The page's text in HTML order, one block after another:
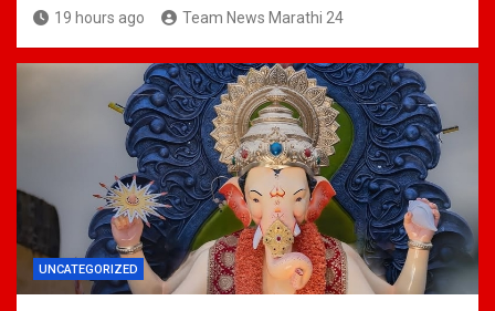
19 hours ago Team News Marathi 24
UNCATEGORIZED